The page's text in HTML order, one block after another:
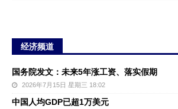
经济频道
国务院发文：未来5年涨工资、落实假期
2026年7月15日 星期三 18:02
中国人均GDP已超1万美元